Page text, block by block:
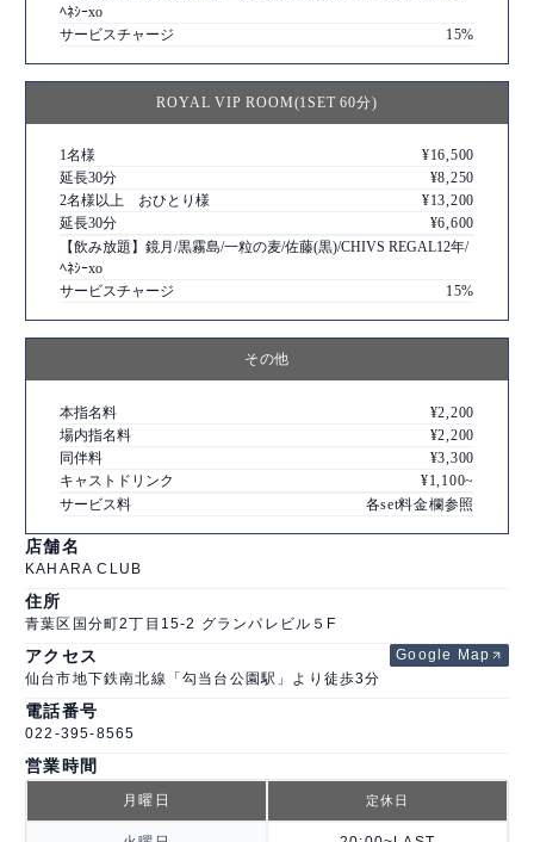
ﾍﾈｼｰxo
サービスチャージ
15%
ROYAL VIP ROOM(1SET 60分)
1名様
¥16,500
延長30分
¥8,250
2名様以上 おひとり様
¥13,200
延長30分
¥6,600
【飲み放題】鏡月/黒霧島/一粒の麦/佐藤(黒)/CHIVS REGAL12年/
ﾍﾈｼｰxo
サービスチャージ
15%
その他
本指名料
¥2,200
場内指名料
¥2,200
同伴料
¥3,300
キャストドリンク
¥1,100~
サービス料
各set料金欄参照
店舗情報
店舗名
KAHARA CLUB
住所
青葉区国分町2丁目15-2 グランパレビル５F
アクセス
仙台市地下鉄南北線「勾当台公園駅」より徒歩3分
Google Map
電話番号
022-395-8565
営業時間
月曜日 定休日